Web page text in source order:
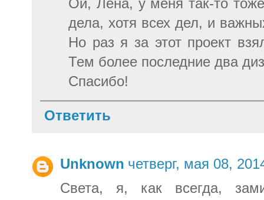
дела, хотя всех дел, и
Но раз я за этот проект
Тем более последние два
Спасибо!
Ответить
Unknown четверг, мая 08,
Света, я, как всегда,